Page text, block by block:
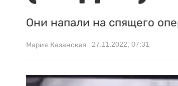
Они напали на спящего
Мария Казанская 27.11.2022, 07:31